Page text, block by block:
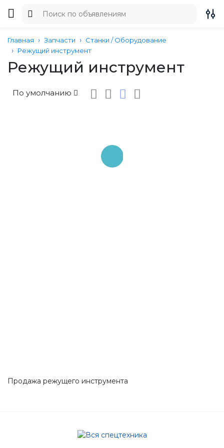
Главная Запчасти
Станки / Оборудование
Режущий инструмент
Режущий инструмент
По умолчанию
Продажа режущего инструмента